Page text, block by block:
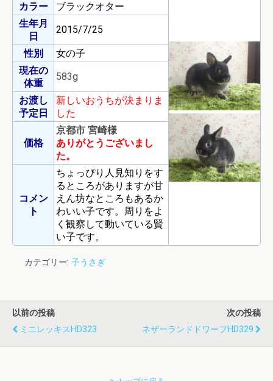
カラー
ブラックオター
生年月
日
2015/7/25
性別
女の子
現在の
体重
583g
お渡し
予定日
新しいおうちが決まりま
した
価格
京都市 宮崎様
ありがとうございまし
た。
コメン
ト
ちょっぴり人見知りをす
るところがありますが甘
えん坊なところもあるか
わいい子です。周りをよ
く観察して動いている賢
い子です。
カテゴリー: 子うさぎ
以前の投稿
ミニレッキスHD323
次の投稿
ネザーランドドワーフHD329